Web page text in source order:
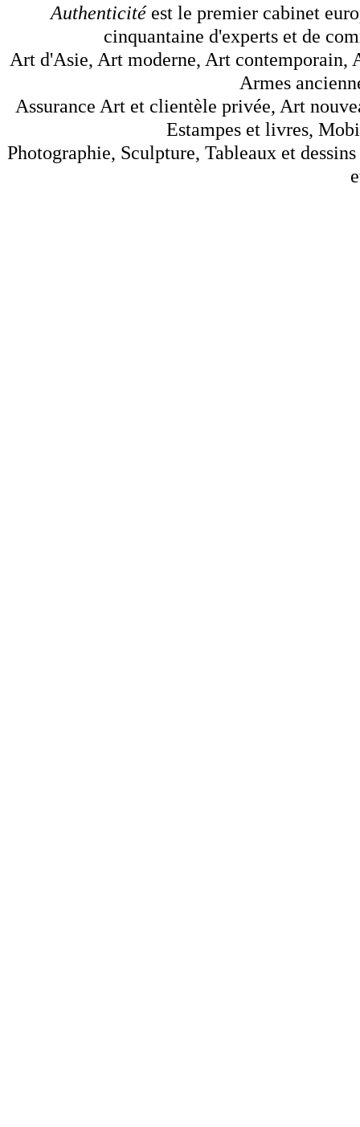
Authenticitéest le premier cabinet
cinquantaine d'experts et de
Art d'Asie, Art moderne, Art contemporain,
Armes
Assurance Art et clientèle privée, Art
Estampes et livres,
Photographie, Sculpture, Tableaux et